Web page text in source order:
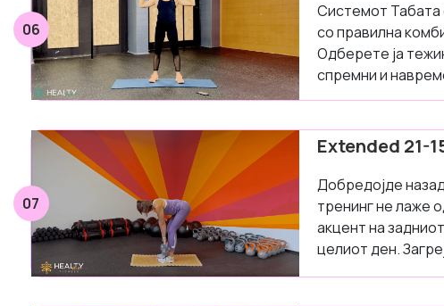
06
Системот Табата
со правилна
Одберете ја
спремни и
07
Extended 21-
Добредојде
тренинг не лаже
акцент на
целиот ден.